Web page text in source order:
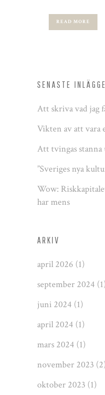
READ MORE
SENASTE
Att skriva vad jag
Vikten av att vara
Att tvingas stanna
”Sveriges nya
Wow:
har mens
ARKIV
april 2026 (1)
september 2024
juni 2024 (1)
april 2024 (1)
mars 2024 (1)
november 2023
oktober 2023 (1)